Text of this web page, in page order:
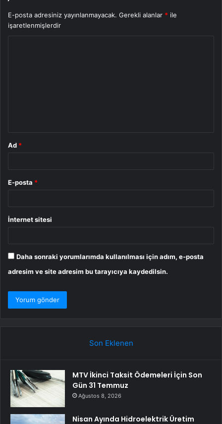
E-posta adresiniz yayınlanmayacak. Gerekli alanlar * ile
işaretlenmişlerdir
Ad *
E-posta *
İnternet sitesi
Daha sonraki yorumlarımda kullanılması için adım, e-posta
adresim ve site adresim bu tarayıcıya kaydedilsin.
Son Eklenen
MTV İkinci Taksit Ödemeleri İçin Son
Gün 31 Temmuz
Ağustos 8, 2026
Nisan Ayında Hidroelektrik Üretim